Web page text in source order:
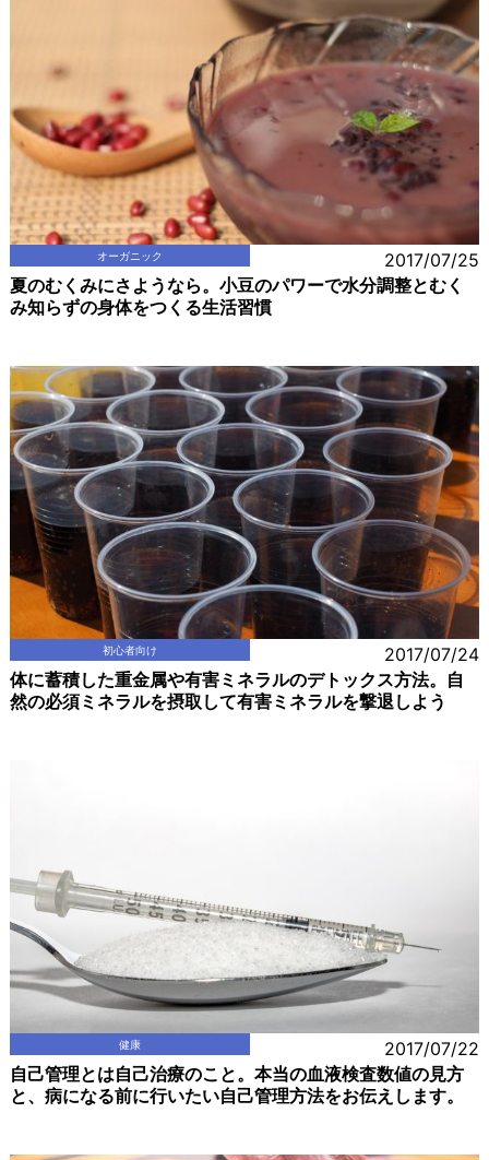
オーガニック 2017/07/25
夏のむくみにさようなら。小豆のパワーで水分調整とむく
み知らずの身体をつくる生活習慣
初心者向け 2017/07/24
体に蓄積した重金属や有害ミネラルのデトックス方法。自
然の必須ミネラルを摂取して有害ミネラルを撃退しよう
健康 2017/07/22
自己管理とは自己治療のこと。本当の血液検査数値の見方
と、病になる前に行いたい自己管理方法をお伝えします。